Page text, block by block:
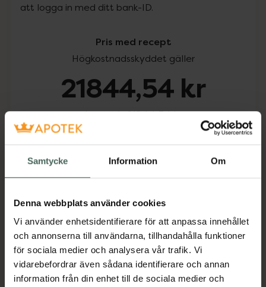
Samtycke Information Om
Denna webbplats använder cookies
Vi använder enhetsidentifierare för att anpassa innehållet
och annonserna till användarna, tillhandahålla funktioner
för sociala medier och analysera vår trafik. Vi
vidarebefordrar även sådana identifierare och annan
information från din enhet till de sociala medier och
att logga in med ditt bank-ID.
Pris med recept
Högkostnadsskyddet gäller
21844,54 kr
I apotek:21844,54 kr
Köp via ditt recept
Beskrivning Dölj
Läs alltid bipacksedeln innan
användning.